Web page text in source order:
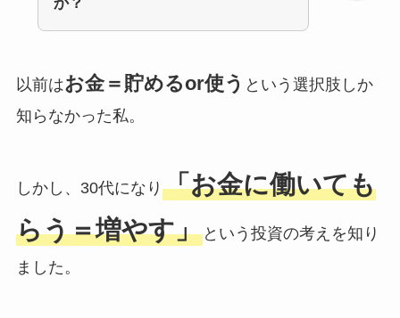
以前はお金＝貯めるor使う という選択肢しか
知らなかった私。
しかし、30代になり 「お金に働いても
らう＝増やす」という投資の考えを知り
ました。